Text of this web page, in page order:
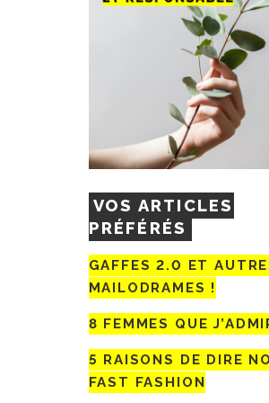
VOS ARTICLES
PRÉFÉRÉS
GAFFES 2.0 ET
MAILODRAMES !
8 FEMMES QUE
5 RAISONS DE DIRE
FAST FASHION